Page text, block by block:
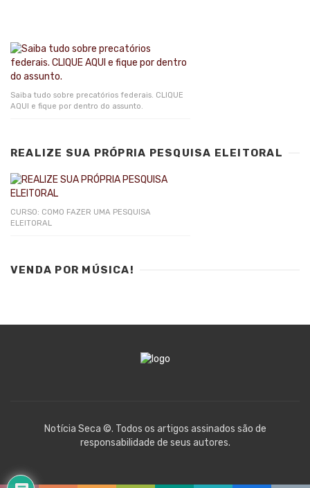
Saiba tudo sobre precatórios federais. CLIQUE
AQUI e fique por dentro do assunto.
REALIZE SUA PRÓPRIA PESQUISA ELEITORAL
CURSO: COMO FAZER UMA PESQUISA
ELEITORAL
VENDA POR MÚSICA!
Notícia Seca ©. Todos os artigos assinados são de
responsabilidade de seus autores.